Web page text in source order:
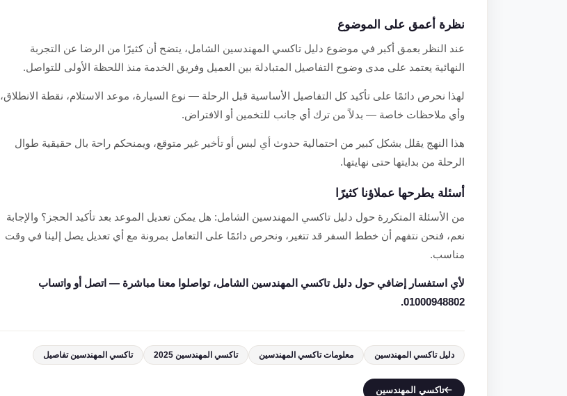
نظرة أعمق على الموضوع
عند النظر بعمق أكبر في موضوع دليل تاكسي المهندسين الشامل، يتضح أن كثيرًا من الرضا عن التجربة
النهائية يعتمد على مدى وضوح التفاصيل المتبادلة بين العميل وفريق الخدمة منذ اللحظة الأولى للتواصل.
لهذا نحرص دائمًا على تأكيد كل التفاصيل الأساسية قبل الرحلة — نوع السيارة، موعد الاستلام، نقطة الانطلاق،
وأي ملاحظات خاصة — بدلاً من ترك أي جانب للتخمين أو الافتراض.
هذا النهج يقلل بشكل كبير من احتمالية حدوث أي لبس أو تأخير غير متوقع، ويمنحكم راحة بال حقيقية طوال
الرحلة من بدايتها حتى نهايتها.
أسئلة يطرحها عملاؤنا كثيرًا
من الأسئلة المتكررة حول دليل تاكسي المهندسين الشامل: هل يمكن تعديل الموعد بعد تأكيد الحجز؟ والإجابة
نعم، فنحن نتفهم أن خطط السفر قد تتغير، ونحرص دائمًا على التعامل بمرونة مع أي تعديل يصل إلينا في وقت
مناسب.
لأي استفسار إضافي حول دليل تاكسي المهندسين الشامل، تواصلوا معنا مباشرة — اتصل أو واتساب
01000948802.
دليل تاكسي المهندسين معلومات تاكسي المهندسين تاكسي المهندسين 2025 تاكسي المهندسين تفاصيل
تاكسي المهندسين